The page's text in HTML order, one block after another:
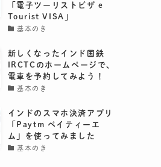
「電子ツーリストビザ e
Tourist VISA」
基本のき
新しくなったインド国鉄
IRCTCのホームページで、
電車を予約してみよう！
基本のき
インドのスマホ決済アプリ
「Paytm ペイティーエ
ム」を使ってみました
基本のき